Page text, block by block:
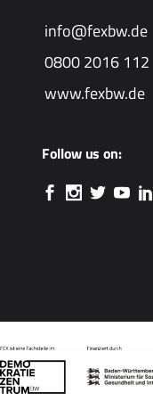
info@fexbw.de
0800 2016 112
www.fexbw.de
Follow us on: